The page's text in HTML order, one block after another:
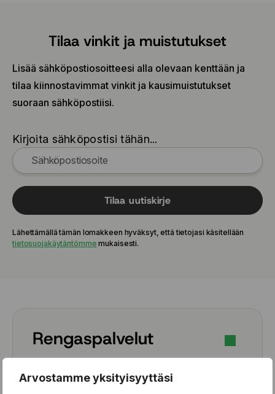
Arvostamme yksityisyyttäsi
205/50 R17 93W
205/55 R16 91H
205/55 R16 91V
205/55 R16 91W
205/55 R16 94H
205/55 R17 95V
205/55 R19 97V
205/60 R16 92H
205/60 R16 92V
205/60 R16 96H
205/60 R16 96W
215/50 R17 91V
215/50 R17 91W
215/50 R17 95W
215/50 R18 92V
Tilaa vinkit ja muistutukset
Lisää sähköpostiosoitteesi alla olevaan kenttään ja
tilaa kiinnostavimmat vinkit ja kausimuistutukset
suoraan sähköpostiisi.
Kirjoita sähköpostisi tähän...
Tilaa uutiskirje
Lähettämällä tämän lomakkeen hyväksyt, että tietojasi käsitellään
tietosuojakäytäntömme mukaisesti.
Rengaspalvelut
Rengaspalvelut
Renkaanvaihto (kausivaihto)